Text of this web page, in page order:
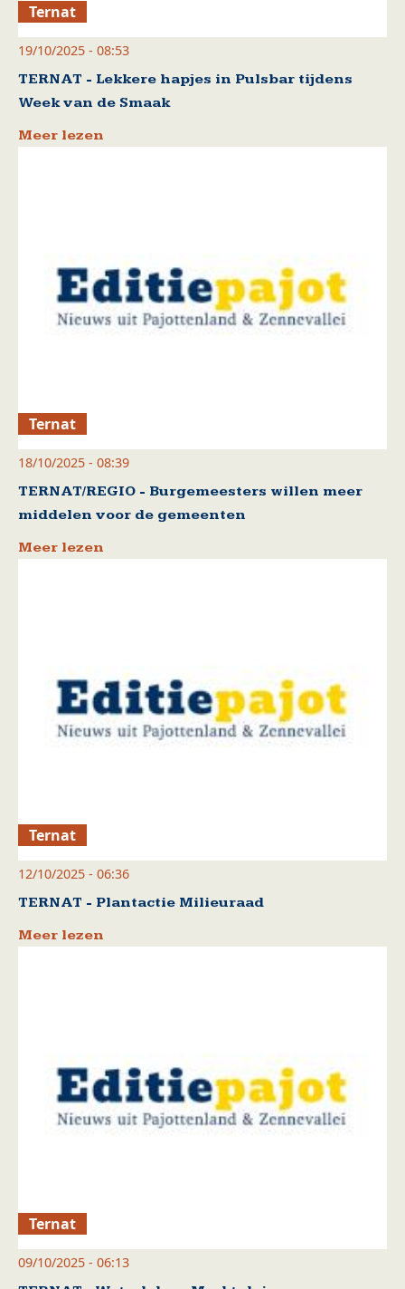
Ternat
19/10/2025 - 08:53
TERNAT - Lekkere hapjes in Pulsbar tijdens
Week van de Smaak
Meer lezen
Ternat
18/10/2025 - 08:39
TERNAT/REGIO - Burgemeesters willen meer
middelen voor de gemeenten
Meer lezen
Ternat
12/10/2025 - 06:36
TERNAT - Plantactie Milieuraad
Meer lezen
Ternat
09/10/2025 - 06:13